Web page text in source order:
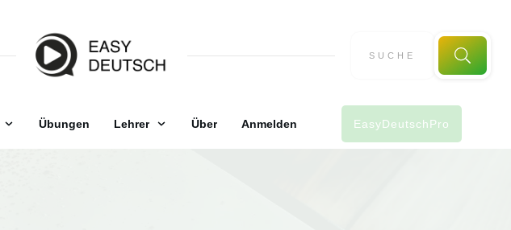
Übungen Lehrer Über Anmelden EasyDeutschPro